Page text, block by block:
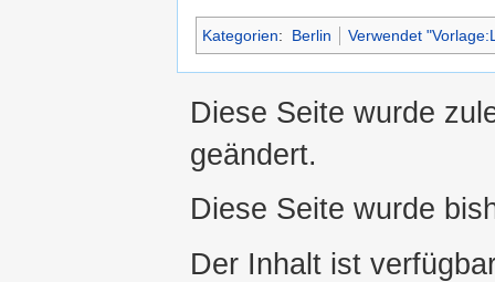
Kategorien: Berlin Verwendet
Diese Seite wurde
geändert.
Diese Seite wurde
Der Inhalt ist